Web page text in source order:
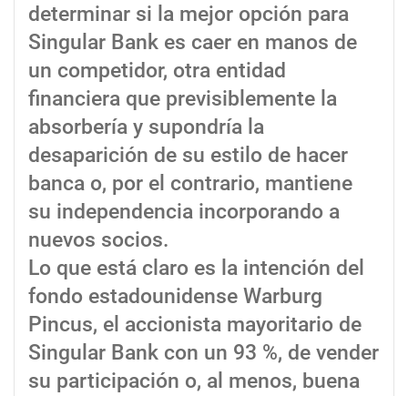
determinar si la mejor opción para
Singular Bank es caer en manos de
un competidor, otra entidad
financiera que previsiblemente la
absorbería y supondría la
desaparición de su estilo de hacer
banca o, por el contrario, mantiene
su independencia incorporando a
nuevos socios.
Lo que está claro es la intención del
fondo estadounidense Warburg
Pincus, el accionista mayoritario de
Singular Bank con un 93 %, de vender
su participación o, al menos, buena